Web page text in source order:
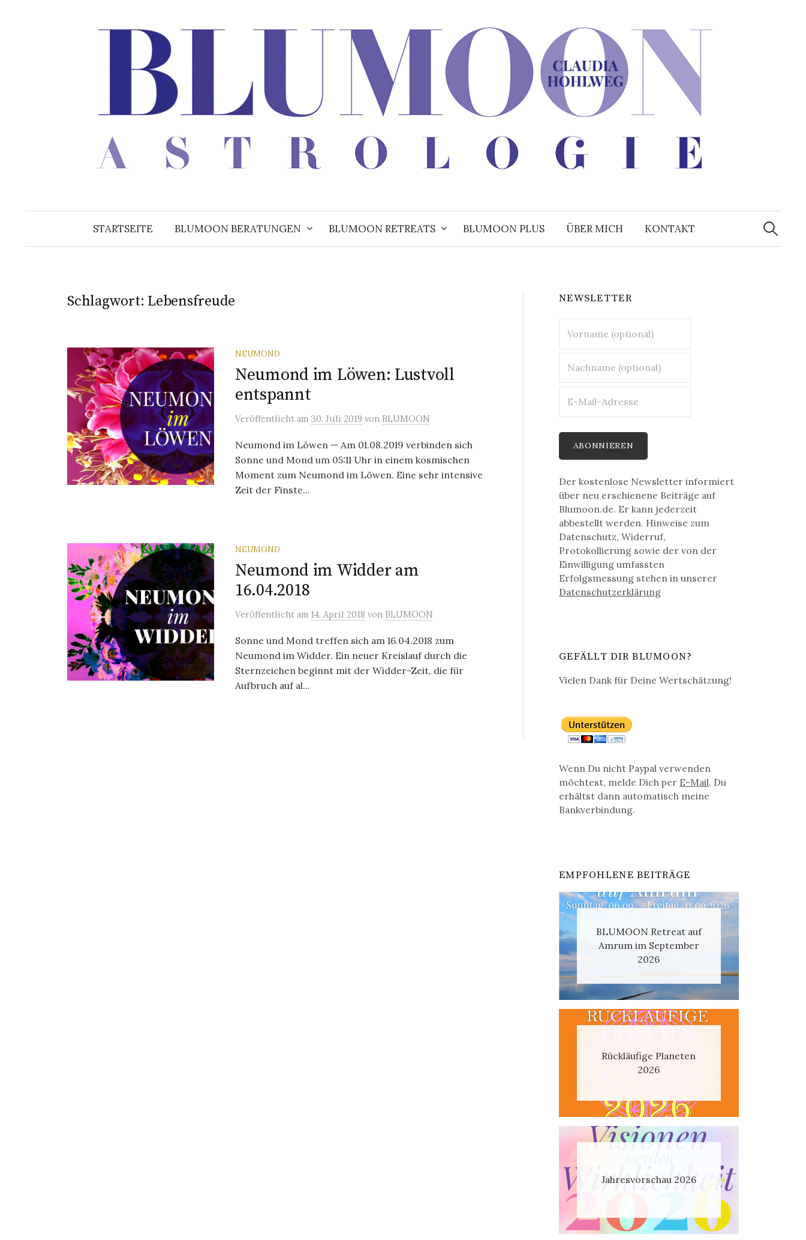
STARTSEITE BLUMOON BERATUNGEN BLUMOON RETREATS BLUMOON PLUS ÜBER MICH KONTAKT
Suchen
nach:
Schlagwort: Lebensfreude
NEUMOND
Neumond im Löwen: Lustvoll
entspannt
Veröffentlicht am 30. Juli 2019 von BLUMOON
Neumond im Löwen — Am 01.08.2019 verbinden sich
Sonne und Mond um 05:11 Uhr in einem kosmischen
Moment zum Neumond im Löwen. Eine sehr intensive
Zeit der Finste...
NEUMOND
Neumond im Widder am
16.04.2018
Veröffentlicht am 14. April 2018 von BLUMOON
Sonne und Mond treffen sich am 16.04.2018 zum
Neumond im Widder. Ein neuer Kreislauf durch die
Sternzeichen beginnt mit der Widder-Zeit, die für
Aufbruch auf al...
NEWSLETTER
Der kostenlose Newsletter informiert
über neu erschienene Beiträge auf
Blumoon.de. Er kann jederzeit
abbestellt werden. Hinweise zum
Datenschutz, Widerruf,
Protokollierung sowie der von der
Einwilligung umfassten
Erfolgsmessung stehen in unserer
Datenschutz­erklärung
GEFÄLLT DIR BLUMOON?
Vielen Dank für Deine Wertschätzung!
Wenn Du nicht Paypal verwenden
möchtest, melde Dich per E-Mail. Du
erhältst dann automatisch meine
Bankverbindung.
EMPFOHLENE BEITRÄGE
BLUMOON Retreat auf
Amrum im September
2026
Rückläufige Planeten
2026
Jahresvorschau 2026